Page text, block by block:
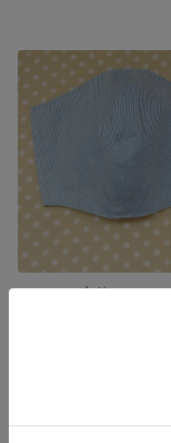
コットン立体マスク